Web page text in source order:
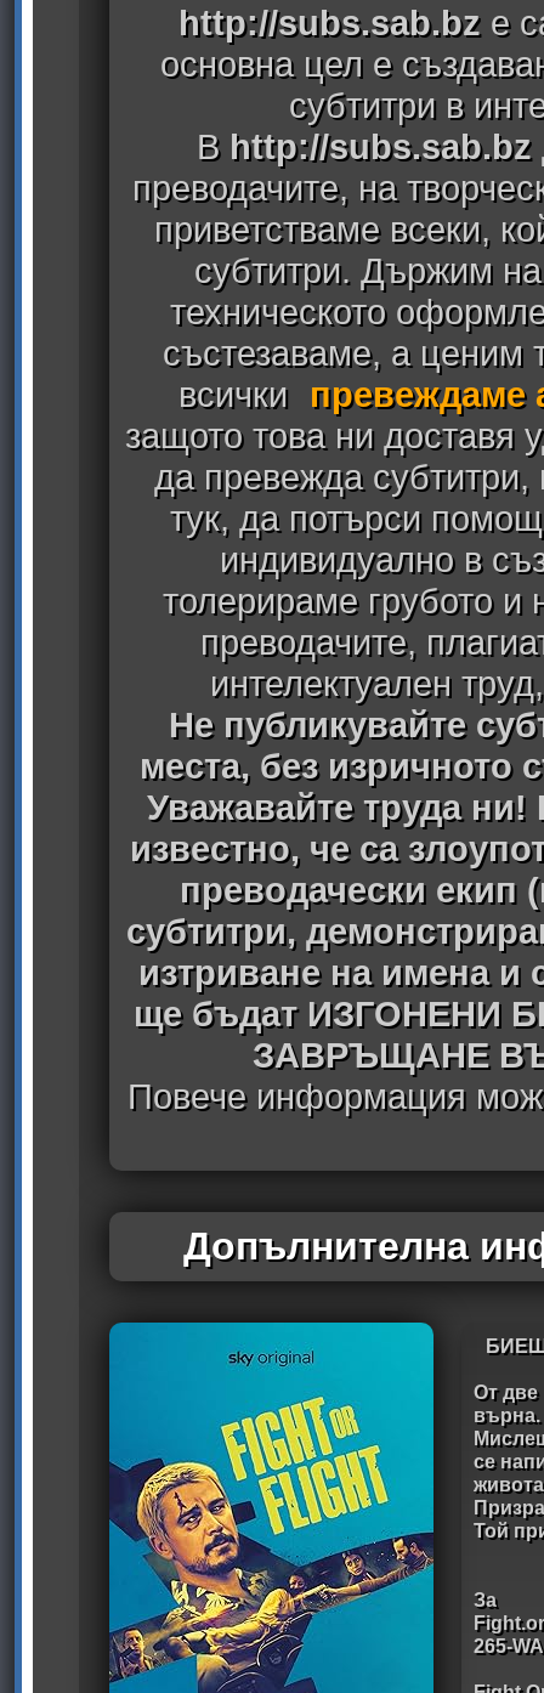
http://subs.sab.bz е
основна цел е
субтитри в
В http://subs.sab.bz
преводачите, на
приветстваме всеки,
субтитри. Държим
техническото
състезаваме, а ценим
всички
превеждаме
защото това ни доставя
да превежда
тук, да потърси
индивидуално в
толерираме грубото
преводачите,
интелектуален
Не публикувайте
места, без изричното
Уважавайте труда ни!
известно, че са
преводачески екип
субтитри,
изтриване на имена
ще бъдат ИЗГОНЕНИ
ЗАВРЪЩАНЕ
Повече информация
Допълнителна
От две
върна.
се
Той
За
265-